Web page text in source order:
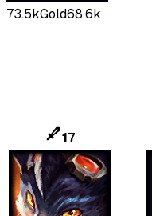
73.5kGold68.6k
17